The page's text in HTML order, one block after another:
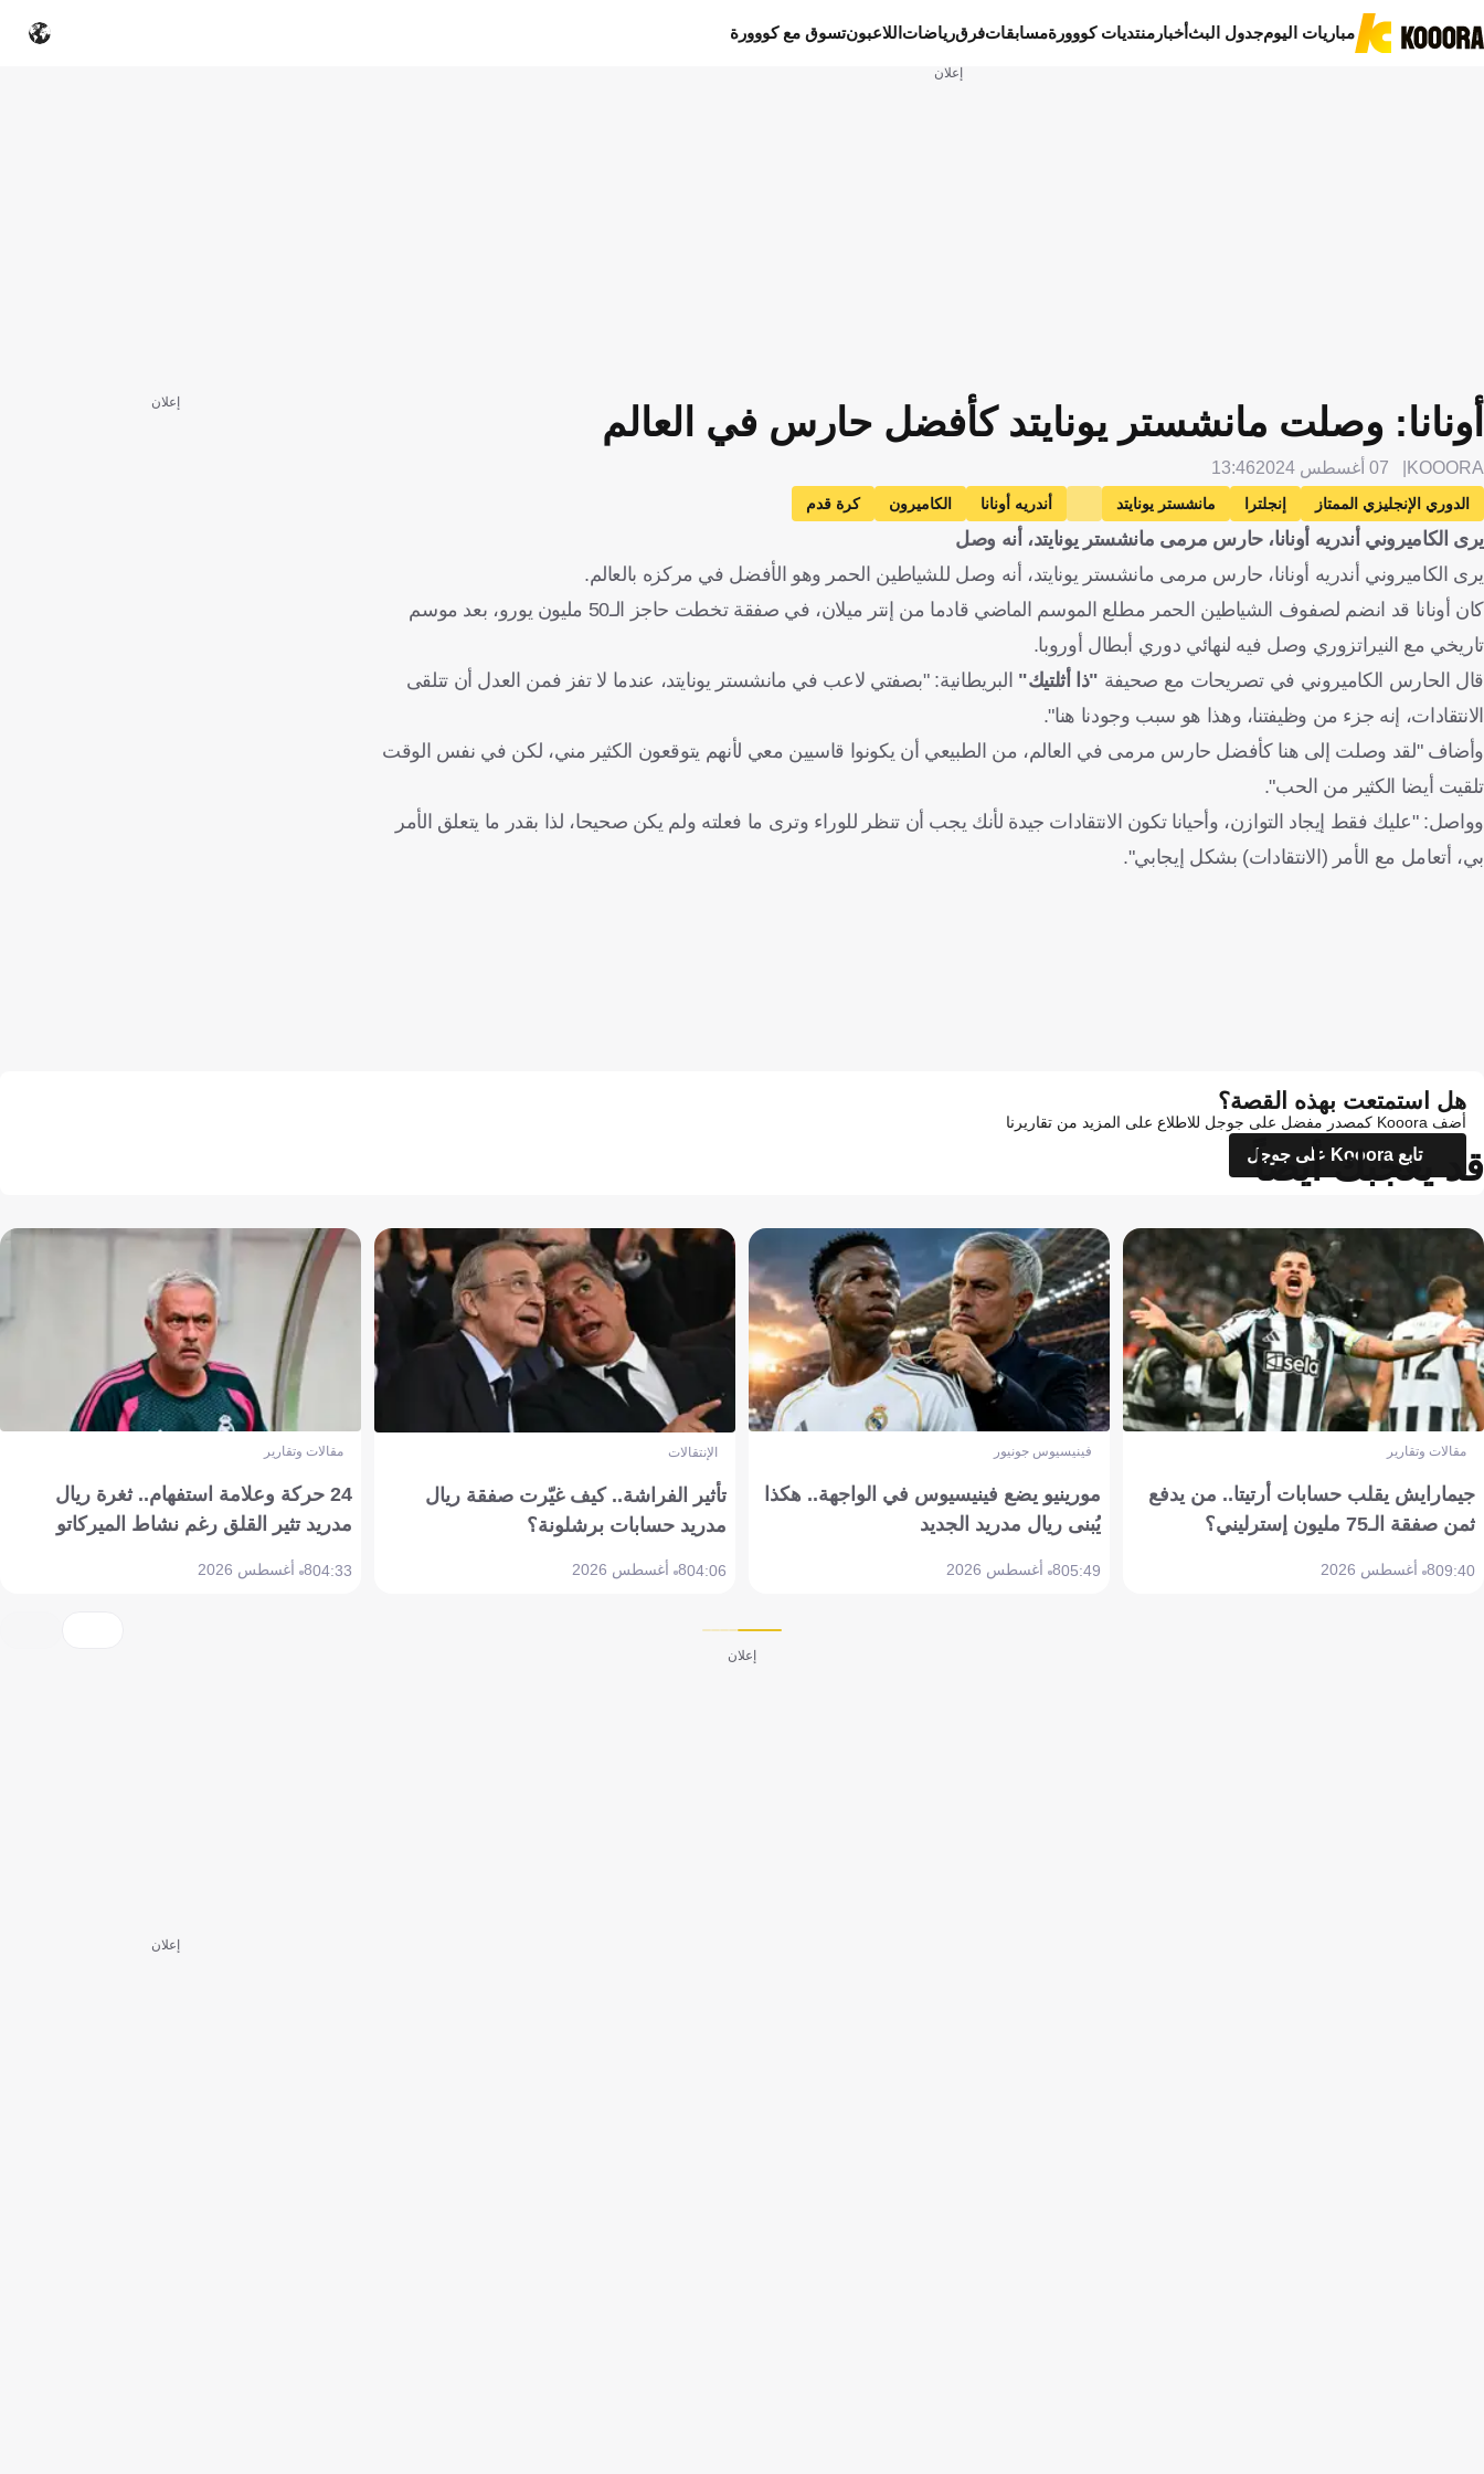
مباريات اليومجدول البثأخبار منتديات كووورةمسابقاتفرقرياضات اللاعبونتسوق مع كووورة
إعلان
أونانا: وصلت مانشستر يونايتد كأفضل حارس في العالم
KOOORA 07 أغسطس 2024 13:46
الدوري الإنجليزي الممتاز إنجلترا مانشستر يونايتد أندريه أونانا الكاميرون كرة قدم
يرى الكاميروني أندريه أونانا، حارس مرمى مانشستر يونايتد، أنه وصل
يرى الكاميروني أندريه أونانا، حارس مرمى مانشستر يونايتد، أنه وصل للشياطين الحمر وهو الأفضل في مركزه بالعالم.
كان أونانا قد انضم لصفوف الشياطين الحمر مطلع الموسم الماضي قادما من إنتر ميلان، في صفقة تخطت حاجز الـ50 مليون يورو، بعد موسم
تاريخي مع النيراتزوري وصل فيه لنهائي دوري أبطال أوروبا.
قال الحارس الكاميروني في تصريحات مع صحيفة "ذا أثلتيك" البريطانية: "بصفتي لاعب في مانشستر يونايتد، عندما لا تفز فمن العدل أن تتلقى
الانتقادات، إنه جزء من وظيفتنا، وهذا هو سبب وجودنا هنا".
وأضاف "لقد وصلت إلى هنا كأفضل حارس مرمى في العالم، من الطبيعي أن يكونوا قاسيين معي لأنهم يتوقعون الكثير مني، لكن في نفس الوقت
تلقيت أيضا الكثير من الحب".
وواصل: "عليك فقط إيجاد التوازن، وأحيانا تكون الانتقادات جيدة لأنك يجب أن تنظر للوراء وترى ما فعلته ولم يكن صحيحا، لذا بقدر ما يتعلق الأمر
بي، أتعامل مع الأمر (الانتقادات) بشكل إيجابي".
إعلان
هل استمتعت بهذه القصة؟
أضف Kooora كمصدر مفضل على جوجل للاطلاع على المزيد من تقاريرنا
تابع Kooora على جوجل
قد يعجبك أيضاً
مقالات وتقارير
جيمارايش يقلب حسابات أرتيتا.. من يدفع
ثمن صفقة الـ75 مليون إسترليني؟
09:408 أغسطس 2026
فينيسيوس جونيور
مورينيو يضع فينيسيوس في الواجهة.. هكذا
يُبنى ريال مدريد الجديد
05:498 أغسطس 2026
الإنتقالات
تأثير الفراشة.. كيف غيّرت صفقة ريال
مدريد حسابات برشلونة؟
04:068 أغسطس 2026
مقالات وتقارير
24 حركة وعلامة استفهام.. ثغرة ريال
مدريد تثير القلق رغم نشاط الميركاتو
04:338 أغسطس 2026
إعلان
إعلان